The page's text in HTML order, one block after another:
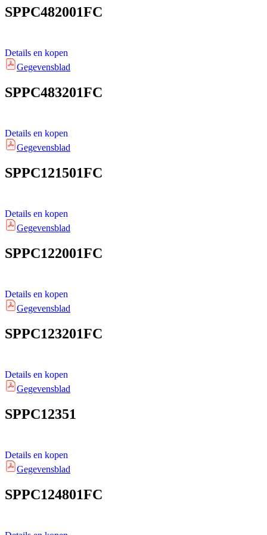
SPPC482001FC
Details en kopen
Gegevensblad
SPPC483201FC
Details en kopen
Gegevensblad
SPPC121501FC
Details en kopen
Gegevensblad
SPPC122001FC
Details en kopen
Gegevensblad
SPPC123201FC
Details en kopen
Gegevensblad
SPPC12351
Details en kopen
Gegevensblad
SPPC124801FC